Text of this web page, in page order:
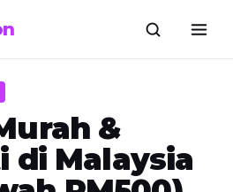
&
di Malaysia